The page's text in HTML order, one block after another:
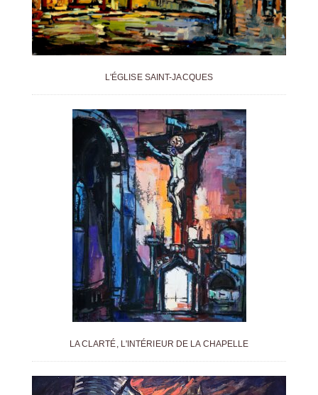
L'ÉGLISE SAINT-JACQUES
LA CLARTÉ, L'INTÉRIEUR DE LA CHAPELLE